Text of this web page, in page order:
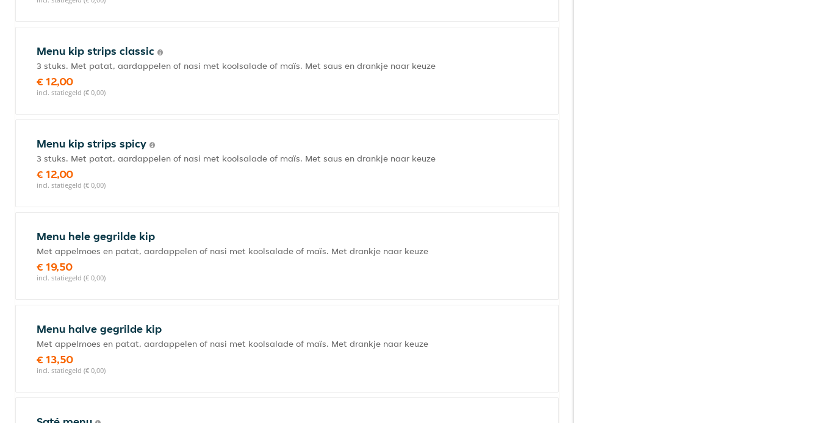
Menu kip strips classic
3 stuks. Met patat, aardappelen of nasi met koolsalade of maïs. Met saus en drankje naar keuze
€ 12,00
incl. statiegeld (€ 0,00)
Menu kip strips spicy
3 stuks. Met patat, aardappelen of nasi met koolsalade of maïs. Met saus en drankje naar keuze
€ 12,00
incl. statiegeld (€ 0,00)
Menu hele gegrilde kip
Met appelmoes en patat, aardappelen of nasi met koolsalade of maïs. Met drankje naar keuze
€ 19,50
incl. statiegeld (€ 0,00)
Menu halve gegrilde kip
Met appelmoes en patat, aardappelen of nasi met koolsalade of maïs. Met drankje naar keuze
€ 13,50
incl. statiegeld (€ 0,00)